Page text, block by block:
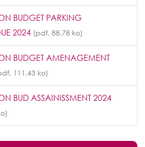
BUDGET PARKING
2024 (pdf, 88,78 ko)
BUDGET AMENAGEMENT
111,43 ko)
BUD ASSAINISSMENT 2024